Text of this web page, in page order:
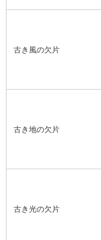
古き風の欠片
古き地の欠片
古き光の欠片